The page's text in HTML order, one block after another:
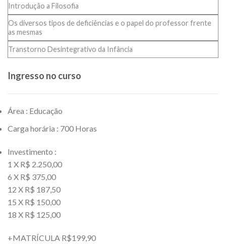
Introdução a Filosofia
Os diversos tipos de deficiências e o papel do professor frente
as mesmas
Transtorno Desintegrativo da Infância
Ingresso no curso
Área : Educação
Carga horária : 700 Horas
Investimento :
1 X R$ 2.250,00
6 X R$ 375,00
12 X R$ 187,50
15 X R$ 150,00
18 X R$ 125,00
+MATRÍCULA R$199,90